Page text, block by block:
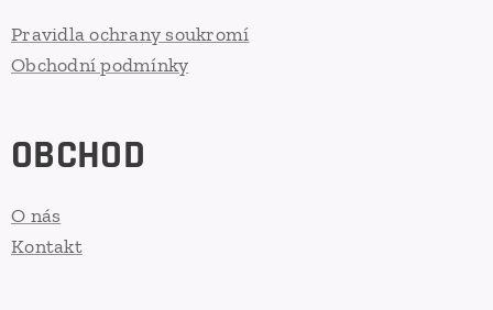
Pravidla ochrany soukromí
Obchodní podmínky
OBCHOD
O nás
Kontakt